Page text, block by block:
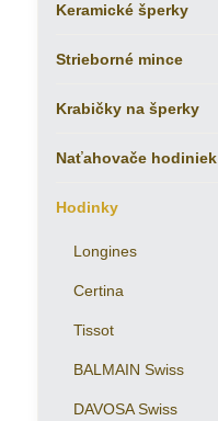
Keramické šperky
Strieborné mince
Krabičky na šperky
Naťahovače hodiniek
Hodinky
Longines
Certina
Tissot
BALMAIN Swiss
DAVOSA Swiss